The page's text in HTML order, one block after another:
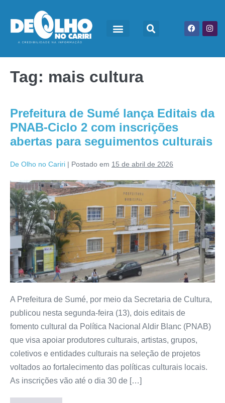
Tag: mais cultura
Prefeitura de Sumé lança Editais da
PNAB-Ciclo 2 com inscrições
abertas para seguimentos culturais
De Olho no Cariri | Postado em 15 de abril de 2026
A Prefeitura de Sumé, por meio da Secretaria de Cultura,
publicou nesta segunda-feira (13), dois editais de
fomento cultural da Política Nacional Aldir Blanc (PNAB)
que visa apoiar produtores culturais, artistas, grupos,
coletivos e entidades culturais na seleção de projetos
voltados ao fortalecimento das políticas culturais locais.
As inscrições vão até o dia 30 de […]